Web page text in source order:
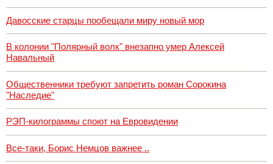
Давосские старцы пообещали миру новый мор
В колонии "Полярный волк" внезапно умер Алексей
Навальный
Общественники требуют запретить роман Сорокина
"Наследие"
РЭП-килограммы споют на Евровидении
Все-таки, Борис Немцов важнее ..